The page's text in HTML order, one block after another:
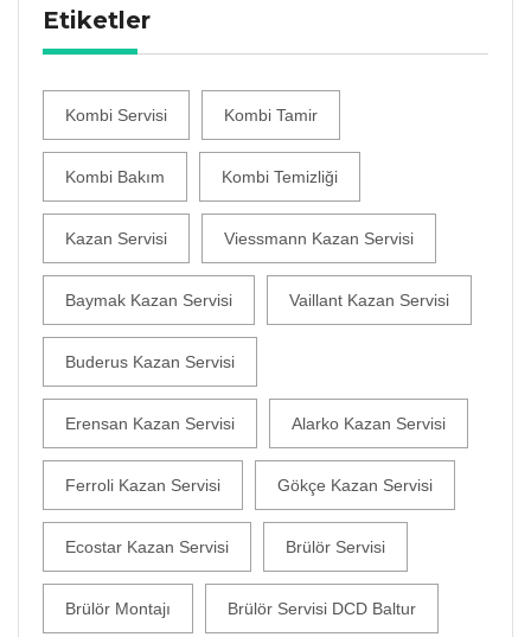
Etiketler
Kombi Servisi Kombi Tamir
Kombi Bakım Kombi Temizliği
Kazan Servisi Viessmann Kazan Servisi
Baymak Kazan Servisi Vaillant Kazan Servisi
Buderus Kazan Servisi
Erensan Kazan Servisi Alarko Kazan Servisi
Ferroli Kazan Servisi Gökçe Kazan Servisi
Ecostar Kazan Servisi Brülör Servisi
Brülör Montajı Brülör Servisi DCD Baltur